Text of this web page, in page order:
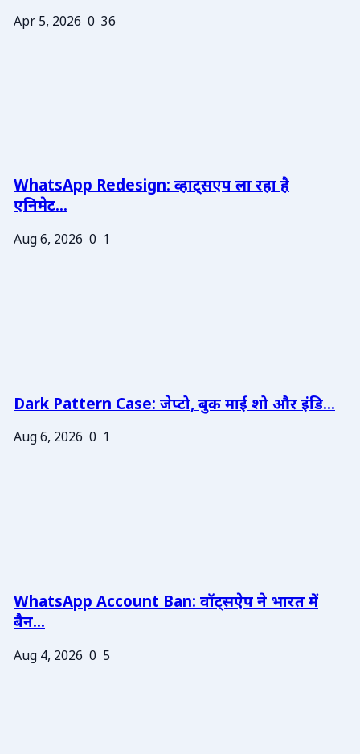
Apr 5, 2026 0 36
WhatsApp Redesign: व्हाट्सएप ला रहा है
एनिमेट...
Aug 6, 2026 0 1
Dark Pattern Case: जेप्टो, बुक माई शो और इंडि...
Aug 6, 2026 0 1
WhatsApp Account Ban: वॉट्सऐप ने भारत में
बैन...
Aug 4, 2026 0 5